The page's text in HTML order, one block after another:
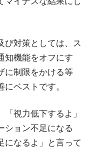
び対策としては、ス
知機能をオフにす
に制限をかける等
ベストです。
視力低下するよ」
ション不足になる
になるよ」と言って